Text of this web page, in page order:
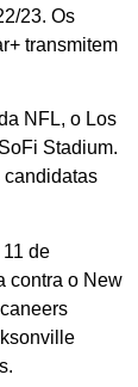
23. Os
transmitem
NFL, o Los
Stadium.
candidatas
de
contra o New